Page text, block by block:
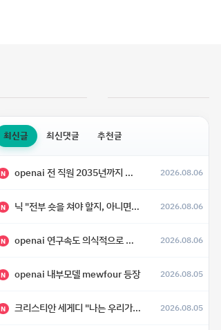
최신글 최신댓글 추천글
N openai 전 직원 2035년까지 텔레파시가 어떻게 생길 수 있는지 2026.08.06
N 닉 "전부 숏을 쳐야 할지, 아니면 특이점이 오니까 전부 롱을 쳐야 할지 모르겠다.” 2026.08.06
N openai 연구속도 의식적으로 늦추고 있다 2026.08.06
N openai 내부모델 mewfour 등장 2026.08.05
N 크리스티안 세게디 "나는 우리가 "Fuck!!" 단계를 피할 수 있기를 바랄 뿐" 2026.08.05